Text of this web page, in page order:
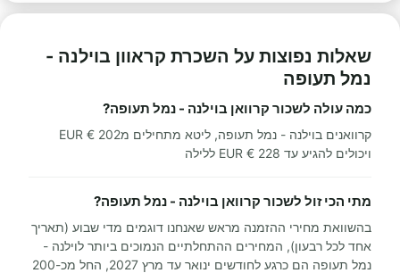
שאלות נפוצות על השכרת קראוון בוילנה -
נמל תעופה
כמה עולה לשכור קרוואן בוילנה - נמל תעופה?
קרוואנים בוילנה - נמל תעופה, ליטא מתחילים מ202 € EUR
ויכולים להגיע עד 228 € EUR ללילה
מתי הכי זול לשכור קרוואן בוילנה - נמל תעופה?
בהשוואת מחירי ההזמנה מראש שאנחנו דוגמים מדי שבוע (תאריך
אחד לכל רבעון), המחירים ההתחלתיים הנמוכים ביותר לוילנה -
נמל תעופה הם כרגע לחודשים ינואר עד מרץ 2027, החל מכ-200